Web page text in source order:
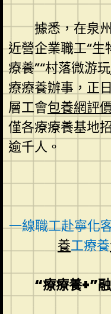
據悉，在泉
近營企業職工“生
療養”“村落微游玩
療療養辦事，正
層工會包養網評
僅各療療養基地
逾千人。
一線職工赴寧化
養工療養
“療療養+”